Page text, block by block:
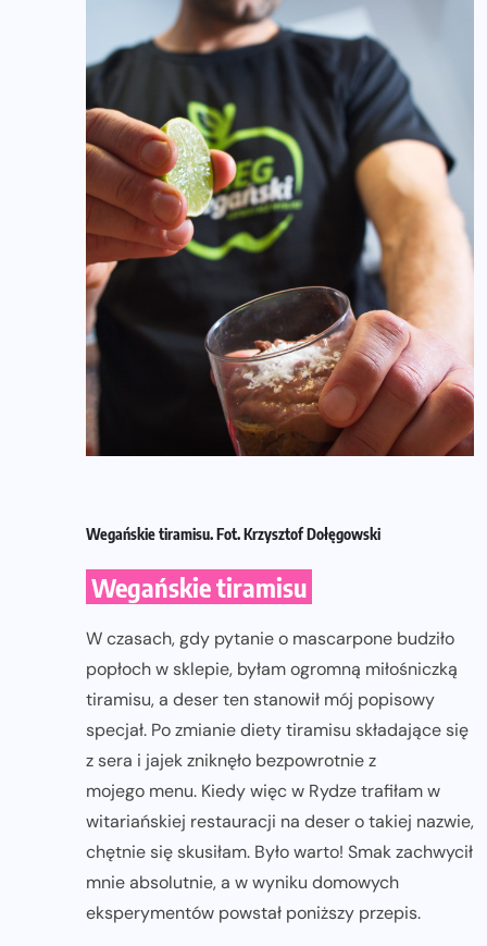
Wegańskie tiramisu. Fot. Krzysztof Dołęgowski
Wegańskie tiramisu
W czasach, gdy pytanie o mascarpone budziło
popłoch w sklepie, byłam ogromną miłośniczką
tiramisu, a deser ten stanowił mój popisowy
specjał. Po zmianie diety tiramisu składające się
z sera i jajek zniknęło bezpowrotnie z
mojego menu. Kiedy więc w Rydze trafiłam w
witariańskiej restauracji na deser o takiej nazwie,
chętnie się skusiłam. Było warto! Smak zachwycił
mnie absolutnie, a w wyniku domowych
eksperymentów powstał poniższy przepis.